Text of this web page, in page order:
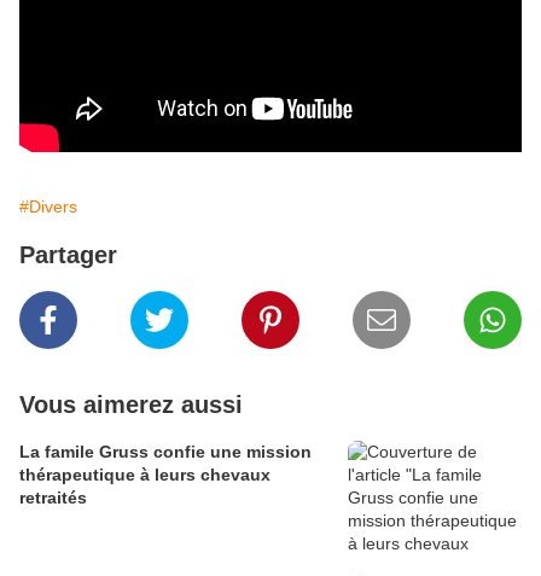
#Divers
Partager
Vous aimerez aussi
La famile Gruss confie une mission
thérapeutique à leurs chevaux
retraités